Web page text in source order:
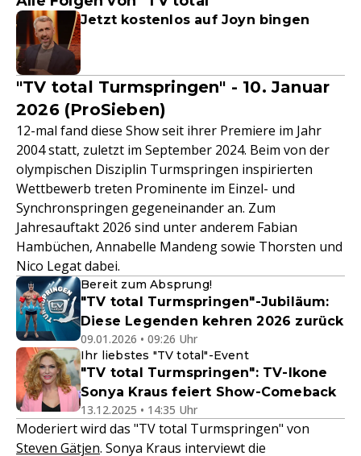
Jetzt kostenlos auf Joyn bingen
"TV total Turmspringen" - 10. Januar
2026 (ProSieben)
12-mal fand diese Show seit ihrer Premiere im Jahr
2004 statt, zuletzt im September 2024. Beim von der
olympischen Disziplin Turmspringen inspirierten
Wettbewerb treten Prominente im Einzel- und
Synchronspringen gegeneinander an. Zum
Jahresauftakt 2026 sind unter anderem Fabian
Hambüchen, Annabelle Mandeng sowie Thorsten und
Nico Legat dabei.
Bereit zum Absprung!
"TV total Turmspringen"-Jubiläum:
Diese Legenden kehren 2026 zurück
09.01.2026 • 09:26 Uhr
Ihr liebstes "TV total"-Event
"TV total Turmspringen": TV-Ikone
Sonya Kraus feiert Show-Comeback
13.12.2025 • 14:35 Uhr
Moderiert wird das "TV total Turmspringen" von
Steven Gätjen. Sonya Kraus interviewt die